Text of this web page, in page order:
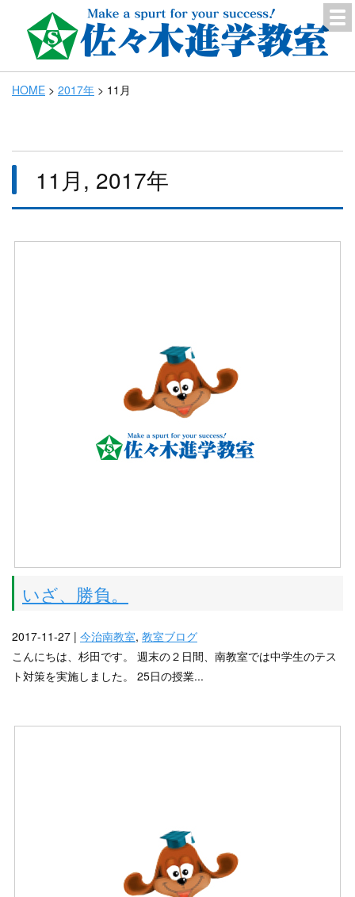
HOME > 2017年 > 11月
11月, 2017年
いざ、勝負。
2017-11-27 | 今治南教室, 教室ブログ
こんにちは、杉田です。 週末の２日間、南教室では中学生のテス
ト対策を実施しました。 25日の授業...